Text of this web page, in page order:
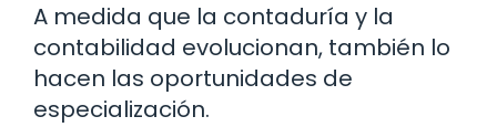
A medida que la contaduría y la
contabilidad evolucionan, también lo
hacen las oportunidades de
especialización.